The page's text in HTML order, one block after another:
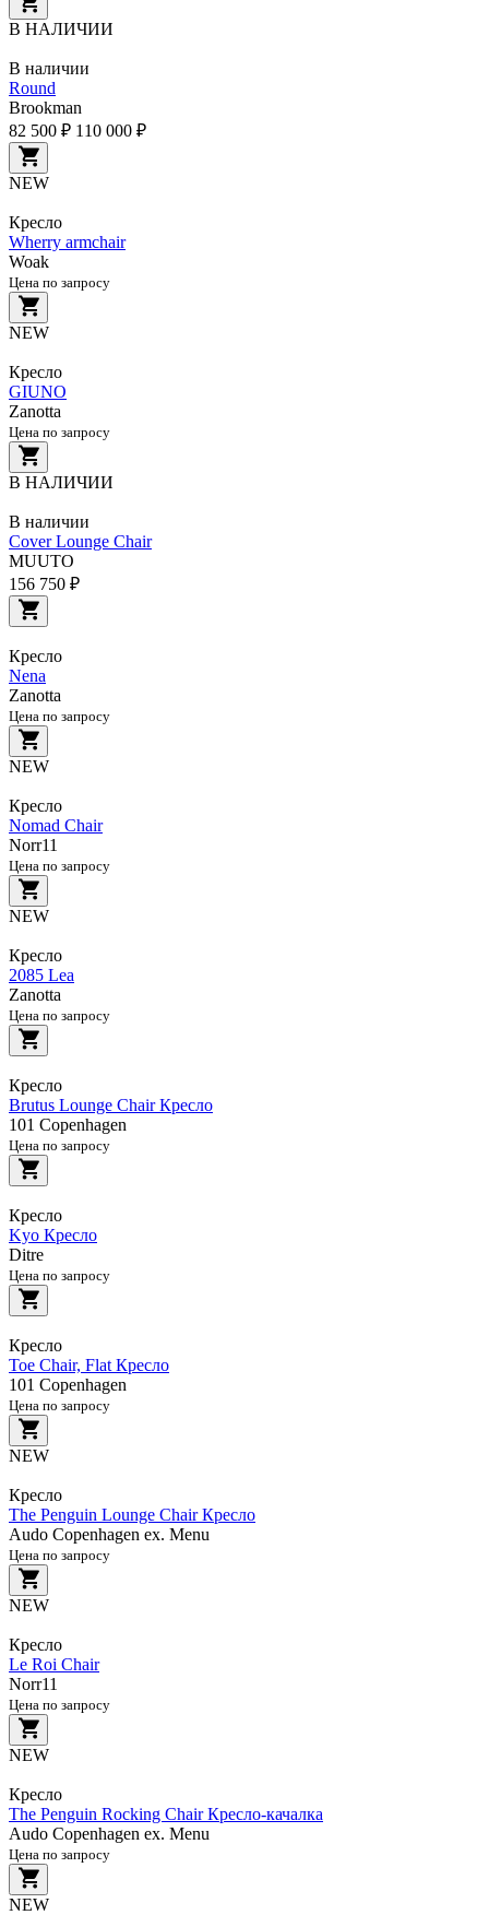
В НАЛИЧИИ
В наличии
Round
Brookman
82 500 ₽ 110 000 ₽
NEW
Кресло
Wherry armchair
Woak
Цена по запросу
NEW
Кресло
GIUNO
Zanotta
Цена по запросу
В НАЛИЧИИ
В наличии
Cover Lounge Chair
MUUTO
156 750 ₽
Кресло
Nena
Zanotta
Цена по запросу
NEW
Кресло
Nomad Chair
Norr11
Цена по запросу
NEW
Кресло
2085 Lea
Zanotta
Цена по запросу
Кресло
Brutus Lounge Chair Кресло
101 Copenhagen
Цена по запросу
Кресло
Kyo Кресло
Ditre
Цена по запросу
Кресло
Toe Chair, Flat Кресло
101 Copenhagen
Цена по запросу
NEW
Кресло
The Penguin Lounge Chair Кресло
Audo Copenhagen ex. Menu
Цена по запросу
NEW
Кресло
Le Roi Chair
Norr11
Цена по запросу
NEW
Кресло
The Penguin Rocking Chair Кресло-качалка
Audo Copenhagen ex. Menu
Цена по запросу
NEW